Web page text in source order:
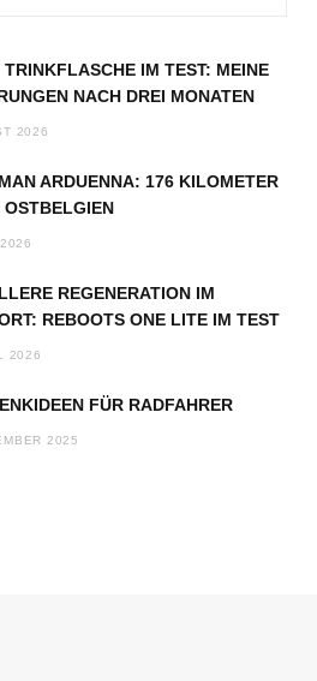
TRINKFLASCHE IM TEST: MEINE
NACH DREI MONATEN
2026
ARDUENNA: 176 KILOMETER
OSTBELGIEN
REGENERATION IM
REBOOTS ONE LITE IM TEST
2026
FÜR RADFAHRER
2025